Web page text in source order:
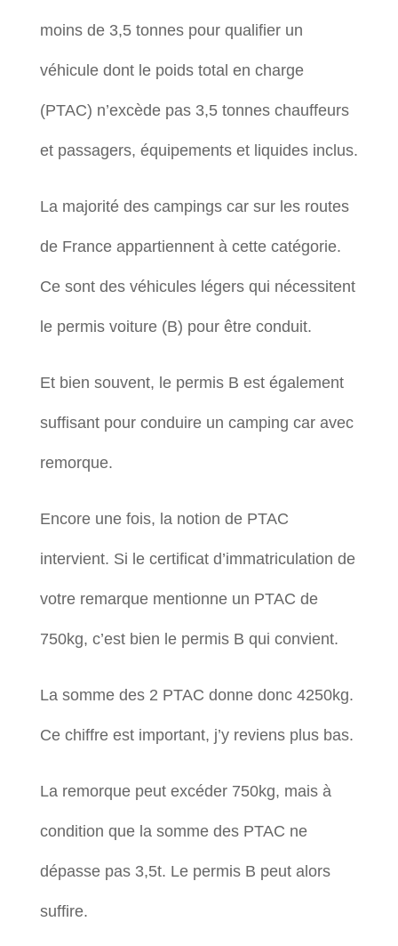
moins de 3,5 tonnes pour qualifier un
véhicule dont le poids total en charge
(PTAC) n’excède pas 3,5 tonnes chauffeurs
et passagers, équipements et liquides inclus.
La majorité des campings car sur les routes
de France appartiennent à cette catégorie.
Ce sont des véhicules légers qui nécessitent
le permis voiture (B) pour être conduit.
Et bien souvent, le permis B est également
suffisant pour conduire un camping car avec
remorque.
Encore une fois, la notion de PTAC
intervient. Si le certificat d’immatriculation de
votre remarque mentionne un PTAC de
750kg, c’est bien le permis B qui convient.
La somme des 2 PTAC donne donc 4250kg.
Ce chiffre est important, j’y reviens plus bas.
La remorque peut excéder 750kg, mais à
condition que la somme des PTAC ne
dépasse pas 3,5t. Le permis B peut alors
suffire.